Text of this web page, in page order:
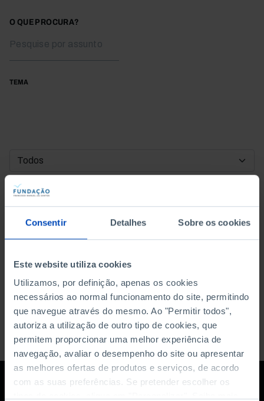
Consentir Detalhes Sobre os cookies
Este website utiliza cookies
Utilizamos, por definição, apenas os cookies
necessários ao normal funcionamento do site, permitindo
que navegue através do mesmo. Ao "Permitir todos",
autoriza a utilização de outro tipo de cookies, que
permitem proporcionar uma melhor experiência de
navegação, avaliar o desempenho do site ou apresentar
as melhores ofertas de produtos e serviços, de acordo
com as suas preferências. Se pretender escolher os
O QUE PROCURA?
TEMA
DATA DE INÍCIO
DATA DE FIM